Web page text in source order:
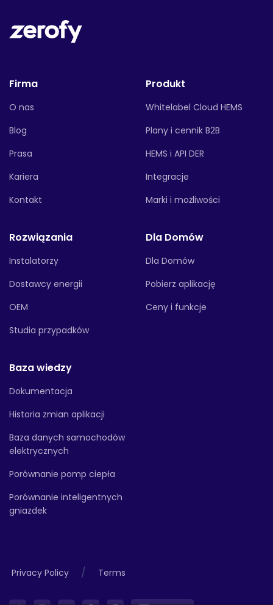
Firma
O nas
Blog
Prasa
Kariera
Kontakt
Produkt
Whitelabel Cloud HEMS
Plany i cennik B2B
HEMS i API DER
Integracje
Marki i możliwości
Rozwiązania
Instalatorzy
Dostawcy energii
OEM
Studia przypadków
Dla Domów
Dla Domów
Pobierz aplikację
Ceny i funkcje
Baza wiedzy
Dokumentacja
Historia zmian aplikacji
Baza danych samochodów
elektrycznych
Porównanie pomp ciepła
Porównanie inteligentnych
gniazdek
Privacy Policy / Terms